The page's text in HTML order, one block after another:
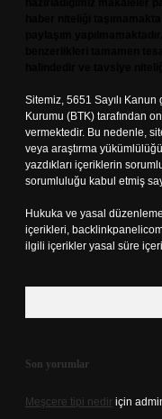
Sitemiz, 5651 Sayılı
Kurumu (BTK) tarafından
vermektedir. Bu nedenle,
veya araştırma
yazdıkları içeriklerin
sorumluluğu kabul etmiş
Hukuka ve yasal
içerikleri,
ilgili içerikler yasal süre
Son yorumlar
Meşcere tipi nedir için